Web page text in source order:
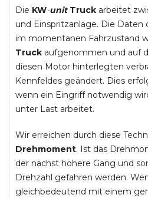
Die KW-unit Truck arbeitet
und Einspritzanlage. Die
im momentanen Fahrzustand
Truck aufgenommen und auf
diesen Motor hinterlegten
Kennfeldes geändert. Dies
wenn ein Eingriff notwendig
unter Last arbeitet.
Wir erreichen durch diese
Drehmoment. Ist das
der nächst höhere Gang und
Drehzahl gefahren werden.
gleichbedeutend mit einem